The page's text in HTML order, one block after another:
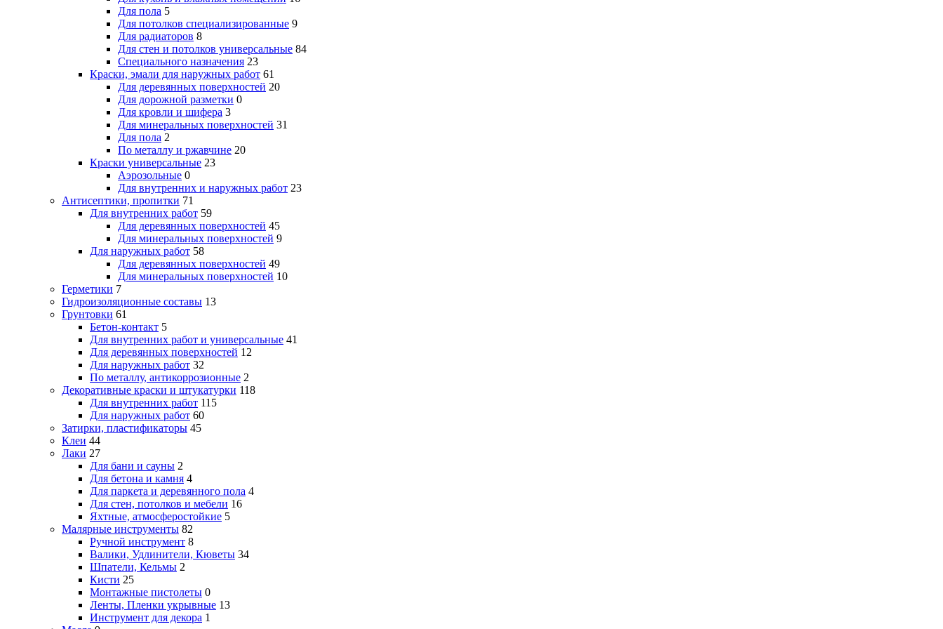
Для пола 5
Для потолков специализированные 9
Для радиаторов 8
Для стен и потолков универсальные 84
Специального назначения 23
Краски, эмали для наружных работ 61
Для деревянных поверхностей 20
Для дорожной разметки 0
Для кровли и шифера 3
Для минеральных поверхностей 31
Для пола 2
По металлу и ржавчине 20
Краски универсальные 23
Аэрозольные 0
Для внутренних и наружных работ 23
Антисептики, пропитки 71
Для внутренних работ 59
Для деревянных поверхностей 45
Для минеральных поверхностей 9
Для наружных работ 58
Для деревянных поверхностей 49
Для минеральных поверхностей 10
Герметики 7
Гидроизоляционные составы 13
Грунтовки 61
Бетон-контакт 5
Для внутренних работ и универсальные 41
Для деревянных поверхностей 12
Для наружных работ 32
По металлу, антикоррозионные 2
Декоративные краски и штукатурки 118
Для внутренних работ 115
Для наружных работ 60
Затирки, пластификаторы 45
Клеи 44
Лаки 27
Для бани и сауны 2
Для бетона и камня 4
Для паркета и деревянного пола 4
Для стен, потолков и мебели 16
Яхтные, атмосферостойкие 5
Малярные инструменты 82
Ручной инструмент 8
Валики, Удлинители, Кюветы 34
Шпатели, Кельмы 2
Кисти 25
Монтажные пистолеты 0
Ленты, Пленки укрывные 13
Инструмент для декора 1